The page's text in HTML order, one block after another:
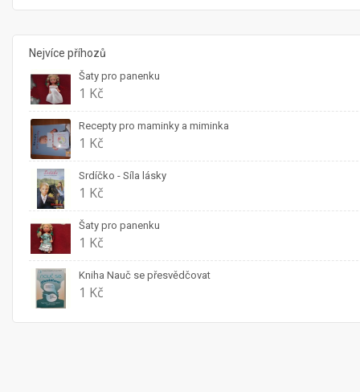
Nejvíce příhozů
Šaty pro panenku
1 Kč
Recepty pro maminky a miminka
1 Kč
Srdíčko - Síla lásky
1 Kč
Šaty pro panenku
1 Kč
Kniha Nauč se přesvědčovat
1 Kč